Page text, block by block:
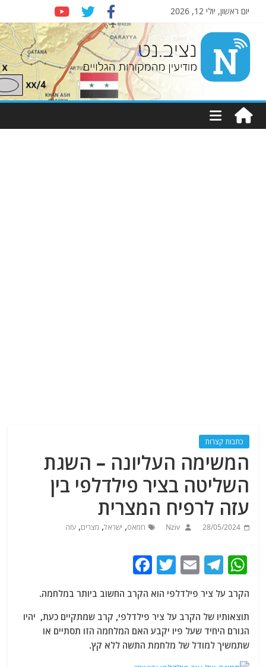
יום ראשון, יולי 12, 2026
Nziv.net
מודיעין
מהמקורות
כתבות קצרות
המשימה העליונה – השגת
השליטה בציר פילדלפי בין
עזה לרפיח המצרית
28/05/2024
Nziv חמאס, ישראל, מצרים,עזה
W
h
at
s
A
p
T
e
g
ra
m
E
m
ai
l
T
itt
er
c
e
b
הקרב על ציר פילדלפי הוא הקרב החשוב ביותר במלחמה.
תוצאותיו של הקרב על ציר פילדלפי, קרב שמתקיים כעת, יהיו
הגורם היחיד שעל פיו יקבע האם המלחמה הזו תסתיים או
שתמשיך למודל של מלחמת התשה ללא קץ.